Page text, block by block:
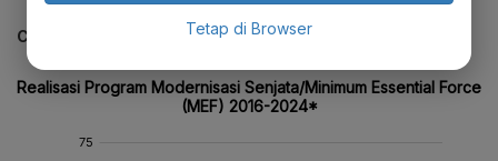
CEK JUGA DATA INI Tetap di Browser